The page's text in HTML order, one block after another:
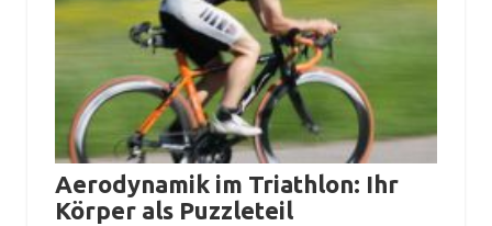
Aerodynamik im Triathlon: Ihr
Körper als Puzzleteil